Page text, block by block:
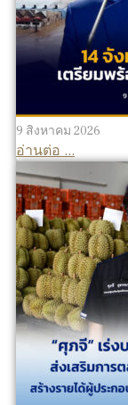
9 สิงหาคม 2026
อ่านต่อ ...